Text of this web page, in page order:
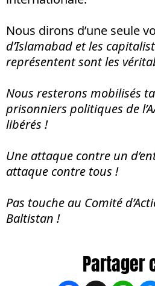
Nous dirons d’une seule
d’Islamabad et les
représentent sont les
Nous resterons mobilisés
prisonniers politiques de
libérés !
Une attaque contre un
attaque contre tous !
Pas touche au Comité
Baltistan !